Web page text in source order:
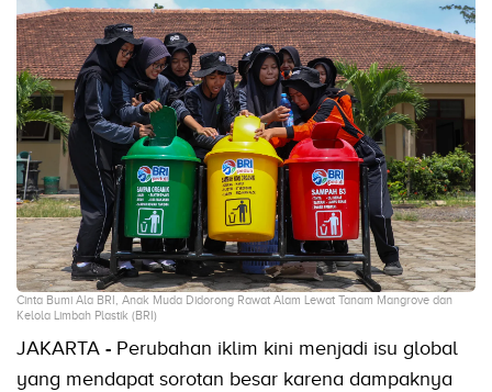
Cinta Bumi Ala BRI, Anak Muda Didorong Rawat Alam Lewat Tanam Mangrove dan
Kelola Limbah Plastik (BRI)
JAKARTA - Perubahan iklim kini menjadi isu global
yang mendapat sorotan besar karena dampaknya